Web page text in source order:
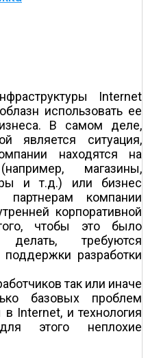
Internet
использовать ее
В самом деле,
является ситуация,
находятся на
магазины,
и т.д.) или бизнес
партнерам компании
корпоративной
чтобы это было
делать, требуются
разработки
так или иначе
базовых проблем
Internet, и технология
этого неплохие